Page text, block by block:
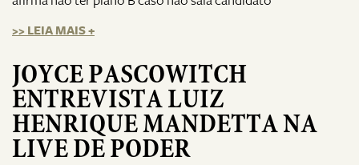
>> LEIA MAIS +
JOYCE PASCOWITCH
ENTREVISTA LUIZ
HENRIQUE MANDETTA NA
LIVE DE PODER